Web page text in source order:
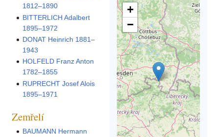
+
−
1812–1890
BITTERLICH Adalbert
1895–1972
DONAT Heinrich 1881–
1943
HOLFELD Franz Anton
1782–1855
RUPRECHT Josef Alois
1895–1971
Zemřelí
BAUMANN Hermann